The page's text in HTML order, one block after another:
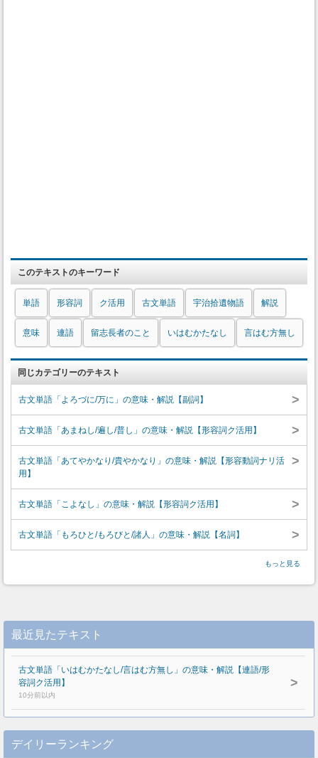
このテキストのキーワード
単語 形容詞 ク活用 古文単語 宇治拾遺物語 解説
意味 連語 留志長者のこと いはむかたなし 言はむ方無し
同じカテゴリーのテキスト
古文単語「よろづに/万に」の意味・解説【副詞】 >
古文単語「あまねし/遍し/普し」の意味・解説【形容詞ク活用】 >
古文単語「あてやかなり/貴やかなり」の意味・解説【形容動詞ナリ活
用】
>
古文単語「こよなし」の意味・解説【形容詞ク活用】 >
古文単語「もろひと/もろびと/諸人」の意味・解説【名詞】 >
もっと見る
最近見たテキスト
古文単語「いはむかたなし/言はむ方無し」の意味・解説【連語/形
容詞ク活用】
10分前以内
>
デイリーランキング